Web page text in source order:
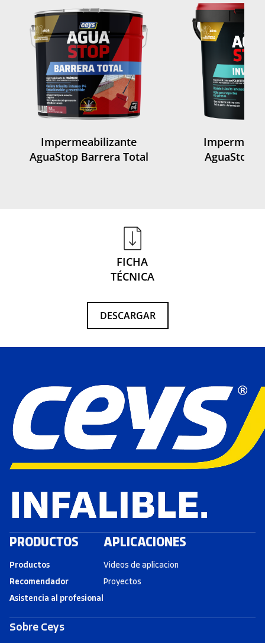
Impermeabilizante
AguaStop Barrera Total
AguaStop
FICHA
TÉCNICA
DESCARGAR
PRODUCTOS
Productos
Recomendador
Asistencia al profesional
APLICACIONES
Videos de aplicacion
Proyectos
Sobre Ceys